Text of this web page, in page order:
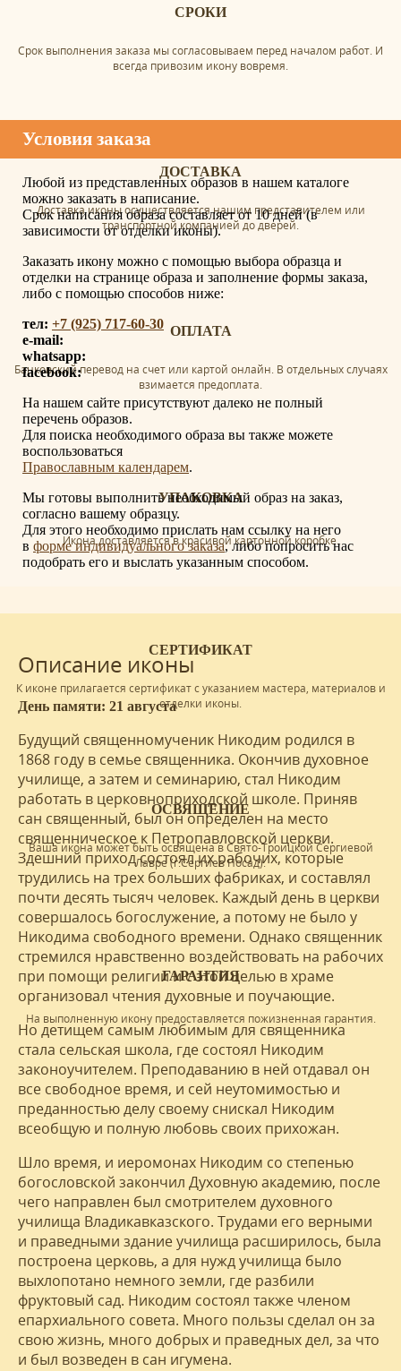
СРОКИ
Срок выполнения заказа мы согласовываем перед началом работ. И
всегда привозим икону вовремя.
ДОСТАВКА
Доставка иконы осуществляется нашим представителем или
транспортной компанией до дверей.
ОПЛАТА
Банковский перевод на счет или картой онлайн. В отдельных случаях
взимается предоплата.
УПАКОВКА
Икона доставляется в красивой картонной коробке.
СЕРТИФИКАТ
К иконе прилагается сертификат с указанием мастера, материалов и
отделки иконы.
ОСВЯЩЕНИЕ
Ваша икона может быть освящена в Свято-Троицкой Сергиевой
Лавре (г.Сергиев Посад).
ГАРАНТИЯ
На выполненную икону предоставляется пожизненная гарантия.
Условия заказа
Любой из представленных образов в нашем каталоге
можно заказать в написание.
Срок написания образа составляет от 10 дней (в
зависимости от отделки иконы).
Заказать икону можно с помощью выбора образца и
отделки на странице образа и заполнение формы заказа,
либо с помощью способов ниже:
тел: +7 (925) 717-60-30
e-mail:
whatsapp:
facebook:
На нашем сайте присутствуют далеко не полный
перечень образов.
Для поиска необходимого образа вы также можете
воспользоваться
Православным календарем.
Мы готовы выполнить необходимый образ на заказ,
согласно вашему образцу.
Для этого необходимо прислать нам ссылку на него
в форме индивидуального заказа, либо попросить нас
подобрать его и выслать указанным способом.
Описание иконы
День памяти: 21 августа
Будущий священномученик Никодим родился в
1868 году в семье священника. Окончив духовное
училище, а затем и семинарию, стал Никодим
работать в церковноприходской школе. Приняв
сан священный, был он определен на место
священническое к Петропавловской церкви.
Здешний приход состоял их рабочих, которые
трудились на трех больших фабриках, и составлял
почти десять тысяч человек. Каждый день в церкви
совершалось богослужение, а потому не было у
Никодима свободного времени. Однако священник
стремился нравственно воздействовать на рабочих
при помощи религии и с этой целью в храме
организовал чтения духовные и поучающие.
Но детищем самым любимым для священника
стала сельская школа, где состоял Никодим
законоучителем. Преподаванию в ней отдавал он
все свободное время, и сей неутомимостью и
преданностью делу своему снискал Никодим
всеобщую и полную любовь своих прихожан.
Шло время, и иеромонах Никодим со степенью
богословской закончил Духовную академию, после
чего направлен был смотрителем духовного
училища Владикавказского. Трудами его верными
и праведными здание училища расширилось, была
построена церковь, а для нужд училища было
выхлопотано немного земли, где разбили
фруктовый сад. Никодим состоял также членом
епархиального совета. Много пользы сделал он за
свою жизнь, много добрых и праведных дел, за что
и был возведен в сан игумена.